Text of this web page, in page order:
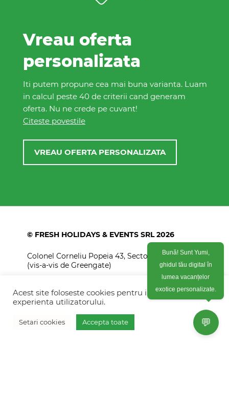
Vreau oferta
personalizata
Iti putem propune cea mai buna varianta. Luam
in calcul peste 40 de criterii cand generam
oferta. Nu ne crede pe cuvant!
Citeste povestile
VREAU OFERTA PERSONALIZATA
© FRESH HOLIDAYS & EVENTS SRL 2026
Colonel Corneliu Popeia 43, Sector 5, Bucuresti
(vis-a-vis de Greengate)
+40770 574 088
info@freshholidays.ro
Acest site foloseste cookies pentru imbunatati
experienta utilizatorului.
Setari cookies Accepta toate 💬
Bună! Sunt Yumi,
ghidul tău digital în
lumea vacanțelor
exotice personalizate.